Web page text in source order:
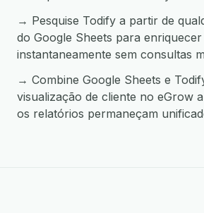
→ Pesquise Todify a partir de
do Google Sheets para enriquecer
instantaneamente sem consultas
→ Combine Google Sheets e
visualização de cliente no eGrow
os relatórios permaneçam